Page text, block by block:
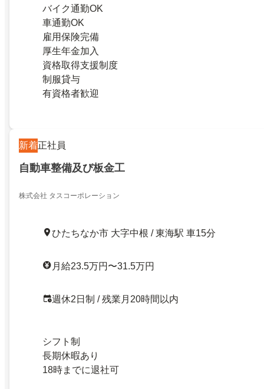
バイク通勤OK
車通勤OK
雇用保険完備
厚生年金加入
資格取得支援制度
制服貸与
有資格者歓迎
新着正社員
自動車整備及び板金工
株式会社 タスコーポレーション
ひたちなか市 大字中根 / 東海駅 車15分
月給23.5万円〜31.5万円
週休2日制 / 残業月20時間以内
シフト制
長期休暇あり
18時までに退社可